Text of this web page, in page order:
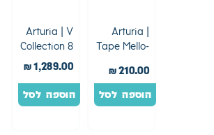
Arturia |
Tape Mello-
₪210.00
הוספה לסל
Arturia | V
Collection 8
₪1,289.00
הוספה לסל